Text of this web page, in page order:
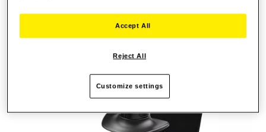
Reject All
Accept All
Customize settings